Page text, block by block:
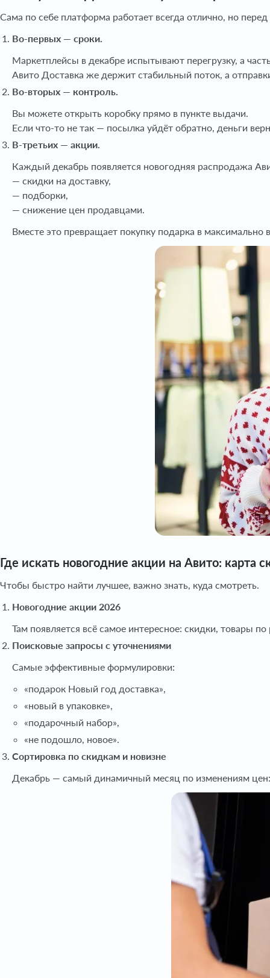
Сама по себе платформа работает всегда отлично, но
Во-первых — сроки.
Маркетплейсы в декабре испытывают перегрузку, а
Авито Доставка же держит стабильный поток, а
Во-вторых — контроль.
Вы можете открыть коробку прямо в пункте выдачи.
Если что-то не так — посылка уйдёт обратно, деньги
В-третьих — акции.
Каждый декабрь появляется новогодняя распродажа
— скидки на доставку,
— подборки,
— снижение цен продавцами.
Вместе это превращает покупку подарка в максимально
Где искать новогодние акции на Авито: карта
Чтобы быстро найти лучшее, важно знать, куда смотреть.
Новогодние акции 2026
Там появляется всё самое интересное: скидки, товары
Поисковые запросы с уточнениями
Самые эффективные формулировки:
«подарок Новый год доставка»,
«новый в упаковке»,
«подарочный набор»,
«не подошло, новое».
Сортировка по скидкам и новизне
Декабрь — самый динамичный месяц по изменениям